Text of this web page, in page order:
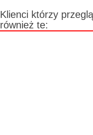
Klienci którzy
również te: